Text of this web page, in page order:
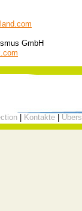
GmbH
Kontakte